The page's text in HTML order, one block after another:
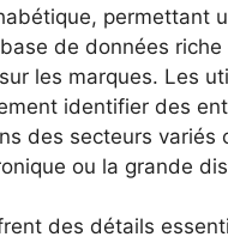
permettant
de données riche
les marques. Les
identifier des
des secteurs variés
ou la grande
des détails